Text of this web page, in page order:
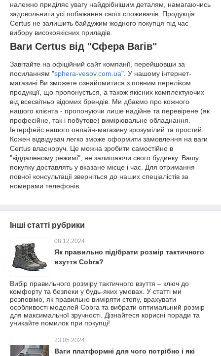
належно приділяє увагу найдрібнішим деталям, намагаючись
задовольнити усі побажання своїх споживачів. Продукція
Certus не залишить байдужим жодного покупця під час
вибору високоякісних приладів.
Ваги Certus від "Сфера Вагів"
Завітайте на офіційний сайт компанії, перейшовши за
посиланням "sphera-vesov.com.ua". У нашому інтернет-
магазині Ви зможете ознайомитися з повним переліком
продукції, що пропонується, а також якісних комплектуючих
від всесвітньо відомих брендів. Ми дбаємо про кожного
нашого клієнта - пропонуючи лише надійне та перевірене (як
професійне, так і побутове) вимірювальне обладнання.
Інтерфейс нашого онлайн-магазину зрозумілий та простий.
Кожен відвідувач легко зможе оформити замовлення на ваги
Certus власноруч. Це можна зробити самостійно в
"віддаленому режимі", не залишаючи свого будинку. Вашу
покупку доставлять у вказане місце і час. Для отримання
повної консультації зверніться до наших спеціалістів за
номерами телефонів.
Інші статті рубрики
08.12.2024
Як правильно підібрати розмір тактичного
взуття Cobra?
Вибір правильного розміру тактичного взуття – ключ до
комфорту та безпеки у будь-яких умовах. У статті ми
розповімо, як правильно виміряти стопу, врахувати
особливості моделей Cobra та вибрати оптимальний розмір
для максимальної зручності. Дізнайтеся корисні поради та
уникайте помилок при покупці!
23.05.2024
Ваги платформні для чого потрібно і які